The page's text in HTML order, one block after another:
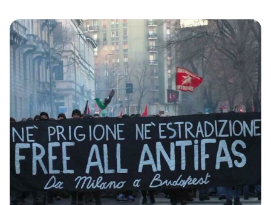
Handlangern in die Gemeinde in der Toskana eingefallen.
Bis zum 5. Oktober brachten sie 1.836 Einwohner um –
allesamt Zivilisten, darunter viele Kinder und alte
Menschen. Wie die wenigen Überlebenden später
berichteten, wurden auf dem […]